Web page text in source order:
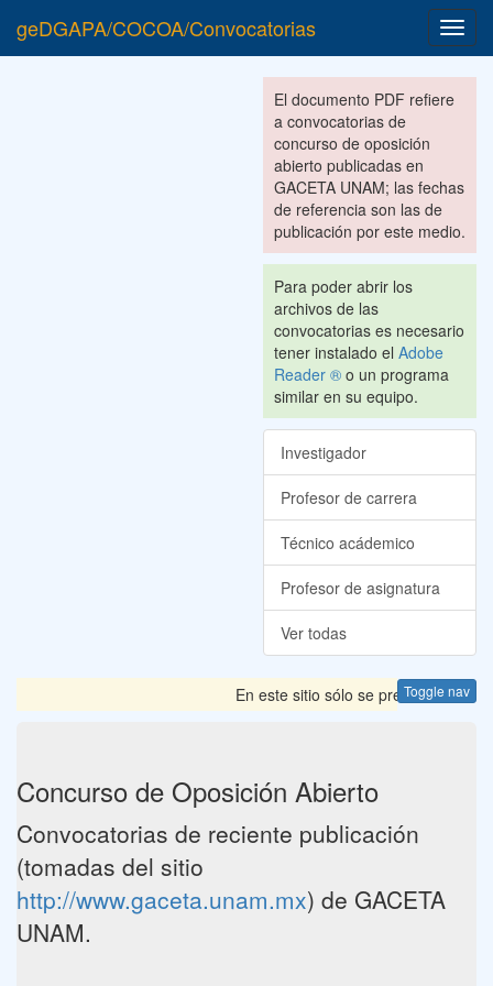
geDGAPA/COCOA/Convocatorias
El documento PDF refiere
a convocatorias de
concurso de oposición
abierto publicadas en
GACETA UNAM; las fechas
de referencia son las de
publicación por este medio.
Para poder abrir los
archivos de las
convocatorias es necesario
tener instalado el Adobe
Reader ® o un programa
similar en su equipo.
Investigador
Profesor de carrera
Técnico acádemico
Profesor de asignatura
Ver todas
Toggle nav
En este sitio sólo se presentan las
Concurso de Oposición Abierto
Convocatorias de reciente publicación
(tomadas del sitio
http://www.gaceta.unam.mx) de GACETA
UNAM.